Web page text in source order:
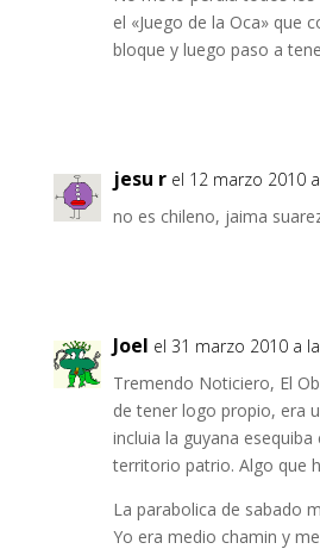
el «Juego de la Oca» que
bloque y luego paso a
jesu r el 12 marzo 2010
no es chileno, jaima
Joel el 31 marzo 2010 a
Tremendo Noticiero, El
de tener logo propio, era
incluia la guyana
territorio patrio. Algo que
La parabolica de sabado
Yo era medio chamin y